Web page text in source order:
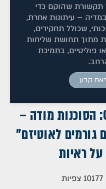
תקשורת שהוקם כדי
– עיתונות אחרת,
שכולל תחקירים,
מתוך תחושת שליחות
פוליטיים, בתמיכת
קבע
מהפך בעמדת ה-CDC: הסוכנות מודה –
גורמים לאוטיזם"
ראיות